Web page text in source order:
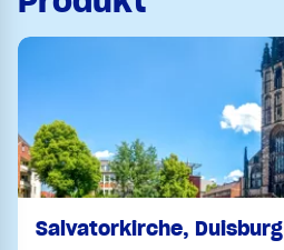
Salvatorkirche, Duisburg